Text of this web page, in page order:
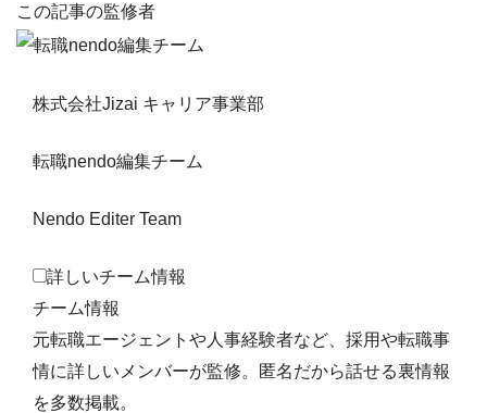
この記事の監修者
株式会社Jizai キャリア事業部
転職nendo編集チーム
Nendo Editer Team
詳しいチーム情報
チーム情報
元転職エージェントや人事経験者など、採用や転職事
情に詳しいメンバーが監修。匿名だから話せる裏情報
を多数掲載。